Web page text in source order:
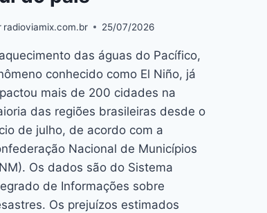
radioviamix.com.br 25/07/2026
das águas do Pacífico,
conhecido como El Niño, já
mais de 200 cidades na
das regiões brasileiras desde o
de julho, de acordo com a
Nacional de Municípios
Os dados são do Sistema
de Informações sobre
Os prejuízos estimados